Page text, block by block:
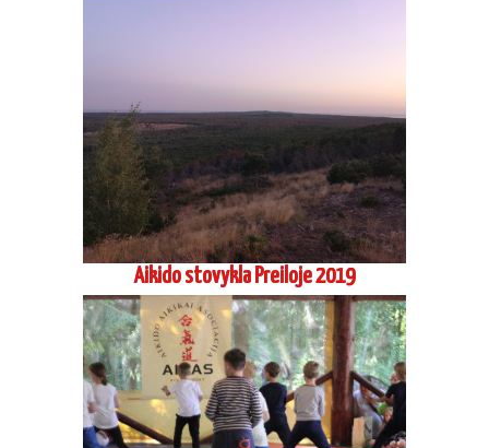
Aikido stovykla Preiloje 2019